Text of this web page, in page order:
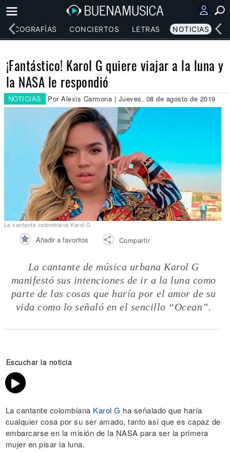
DISCOGRAFÍAS CONCIERTOS LETRAS NOTICIAS
¡Fantástico! Karol G quiere viajar a la luna y
la NASA le respondió
NOTICIAS Por Alexis Carmona | Jueves, 08 de agosto de 2019
La cantante colombiana Karol G
Añadir a favoritos Compartir
La cantante de música urbana Karol G
manifestó sus intenciones de ir a la luna como
parte de las cosas que haría por el amor de su
vida como lo señaló en el sencillo “Ocean”.
Escuchar la noticia
La cantante colombiana Karol G ha señalado que haría
cualquier cosa por su ser amado, tanto así que es capaz de
embarcarse en la misión de la NASA para ser la primera
mujer en pisar la luna.